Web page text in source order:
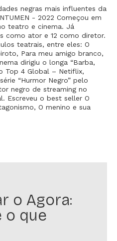
negras mais influentes da
- 2022 Começou em
teatro e cinema. Já
como ator e 12 como diretor.
teatrais, entre eles: O
Para meu amigo branco,
dirigiu o longa “Barba,
Top 4 Global – Netiflix,
“Hurmor Negro” pelo
negro de streaming no
Escreveu o best seller O
O menino e sua
o Agora:
o que